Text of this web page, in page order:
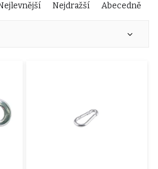
Nejdražší Abecedně